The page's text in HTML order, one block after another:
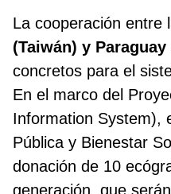
La cooperación entre
(Taiwán) y Paraguay
concretos para el
En el marco del
Information System),
Pública y Bienestar
donación de 10
generación, que